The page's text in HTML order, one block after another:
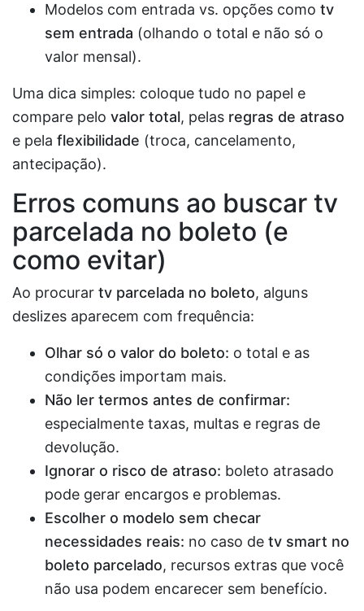
Modelos com entrada vs. opções como tv
sem entrada (olhando o total e não só o
valor mensal).
Uma dica simples: coloque tudo no papel e
compare pelo valor total, pelas regras de atraso
e pela flexibilidade (troca, cancelamento,
antecipação).
Erros comuns ao buscar tv
parcelada no boleto (e
como evitar)
Ao procurar tv parcelada no boleto, alguns
deslizes aparecem com frequência:
Olhar só o valor do boleto: o total e as
condições importam mais.
Não ler termos antes de confirmar:
especialmente taxas, multas e regras de
devolução.
Ignorar o risco de atraso: boleto atrasado
pode gerar encargos e problemas.
Escolher o modelo sem checar
necessidades reais: no caso de tv smart no
boleto parcelado, recursos extras que você
não usa podem encarecer sem benefício.